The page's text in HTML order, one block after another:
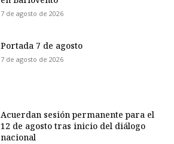
7 de agosto de 2026
Portada 7 de agosto
7 de agosto de 2026
Acuerdan sesión permanente para el
12 de agosto tras inicio del diálogo
nacional